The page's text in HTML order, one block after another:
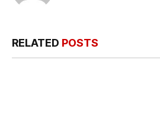
RELATED POSTS